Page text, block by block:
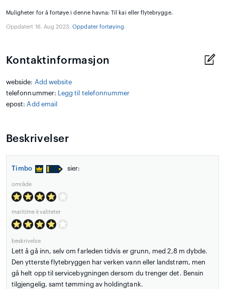
Muligheter for å fortøye i denne havna: Til kai eller flytebrygge.
Oppdatert 16. Aug 2023.Oppdater fortøying.
Kontaktinformasjon
webside: Add website
telefonnummer:
Legg til telefonnummer
epost: Add email
Beskrivelser
Timbo sier:
område
maritime kvaliteter
beskrivelse
Lett å gå inn, selv om farleden tidvis er grunn, med 2,8 m dybde.
Den ytterste flytebryggen har verken vann eller landstrøm, men
gå helt opp til servicebygningen dersom du trenger det. Bensin
tilgjengelig, samt tømming av holdingtank.